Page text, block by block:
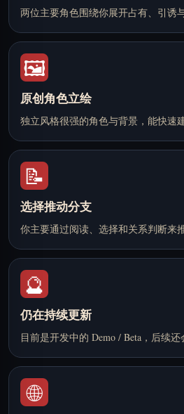
两位主要角色围绕你展开占有、引诱
🖼️
原创角色立绘
独立风格很强的角色与背景，能快速
📝
选择推动分支
你主要通过阅读、选择和关系判断来
🔮
仍在持续更新
目前是开发中的 Demo / Beta，后续还
🌐